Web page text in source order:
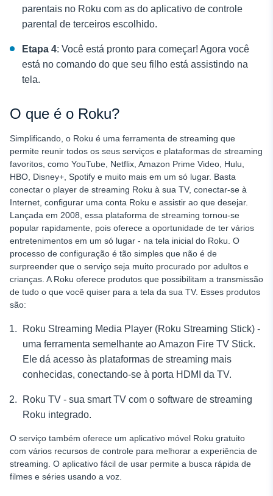
parentais no Roku com as do aplicativo de controle
parental de terceiros escolhido.
Etapa 4: Você está pronto para começar! Agora você
está no comando do que seu filho está assistindo na
tela.
O que é o Roku?
Simplificando, o Roku é uma ferramenta de streaming que
permite reunir todos os seus serviços e plataformas de streaming
favoritos, como YouTube, Netflix, Amazon Prime Video, Hulu,
HBO, Disney+, Spotify e muito mais em um só lugar. Basta
conectar o player de streaming Roku à sua TV, conectar-se à
Internet, configurar uma conta Roku e assistir ao que desejar.
Lançada em 2008, essa plataforma de streaming tornou-se
popular rapidamente, pois oferece a oportunidade de ter vários
entretenimentos em um só lugar - na tela inicial do Roku. O
processo de configuração é tão simples que não é de
surpreender que o serviço seja muito procurado por adultos e
crianças. A Roku oferece produtos que possibilitam a transmissão
de tudo o que você quiser para a tela da sua TV. Esses produtos
são:
Roku Streaming Media Player (Roku Streaming Stick) -
uma ferramenta semelhante ao Amazon Fire TV Stick.
Ele dá acesso às plataformas de streaming mais
conhecidas, conectando-se à porta HDMI da TV.
Roku TV - sua smart TV com o software de streaming
Roku integrado.
O serviço também oferece um aplicativo móvel Roku gratuito
com vários recursos de controle para melhorar a experiência de
streaming. O aplicativo fácil de usar permite a busca rápida de
filmes e séries usando a voz.